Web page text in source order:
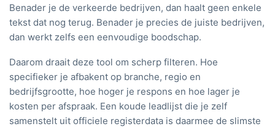
Benader je de verkeerde bedrijven, dan haalt geen enkele
tekst dat nog terug. Benader je precies de juiste bedrijven,
dan werkt zelfs een eenvoudige boodschap.
Daarom draait deze tool om scherp filteren. Hoe
specifieker je afbakent op branche, regio en
bedrijfsgrootte, hoe hoger je respons en hoe lager je
kosten per afspraak. Een koude leadlijst die je zelf
samenstelt uit officiele registerdata is daarmee de slimste